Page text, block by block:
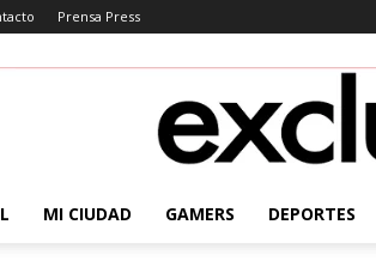
Prensa Press
MI CIUDAD GAMERS DEPORTES